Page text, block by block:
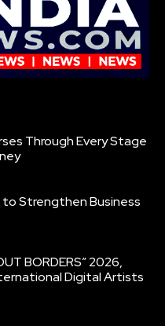
Through Every Stage
Strengthen Business
BORDERS” 2026,
Digital Artists